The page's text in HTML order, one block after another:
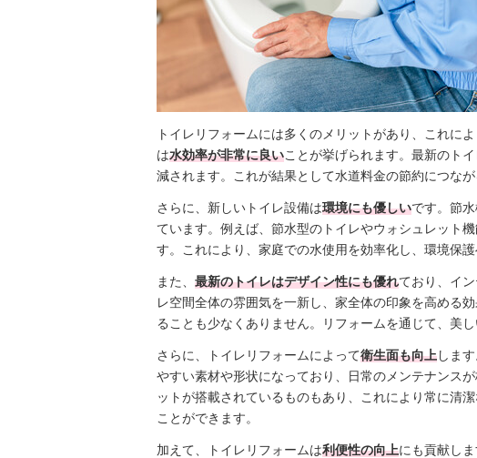
トイレリフォームには多くのメリットがあり、これに
は水効率が非常に良いことが挙げられます。最新のト
減されます。これが結果として水道料金の節約につな
さらに、新しいトイレ設備は環境にも優しいです。節
ています。例えば、節水型のトイレやウォシュレット
す。これにより、家庭での水使用を効率化し、環境保
また、 最新のトイレはデザイン性にも優れており、イ
レ空間全体の雰囲気を一新し、家全体の印象を高める
ることも少なくありません。リフォームを通じて、美
さらに、トイレリフォームによって衛生面も向上しま
やすい素材や形状になっており、日常のメンテナンス
ットが搭載されているものもあり、これにより常に清
ことができます。
加えて、トイレリフォームは利便性の向上にも貢献し